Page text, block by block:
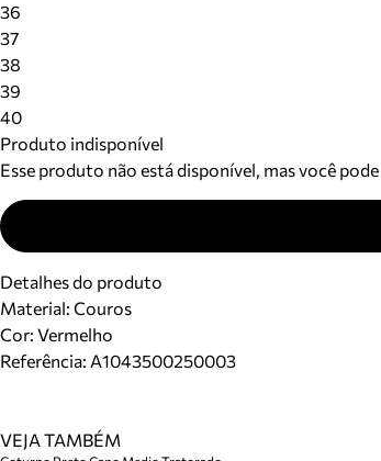
36
37
38
39
40
Produto indisponível
Esse produto não está disponível, mas você pode
Detalhes do produto
Material: Couros
Cor: Vermelho
Referência: A1043500250003
VEJA TAMBÉM